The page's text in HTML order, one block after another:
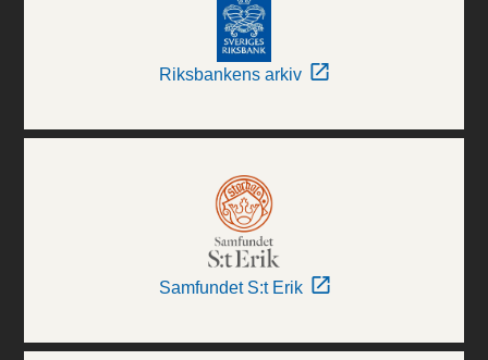
Riksbankens arkiv
Samfundet S:t Erik